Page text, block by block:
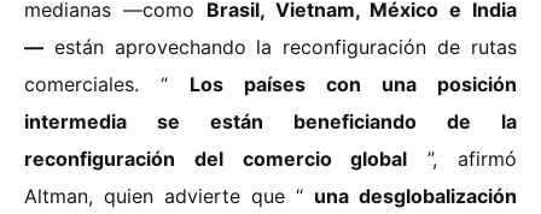
medianas —como Brasil, Vietnam, México e India
— están aprovechando la reconfiguración de rutas
comerciales. “ Los países con una posición
intermedia se están beneficiando de la
reconfiguración del comercio global ”, afirmó
Altman, quien advierte que “ una desglobalización